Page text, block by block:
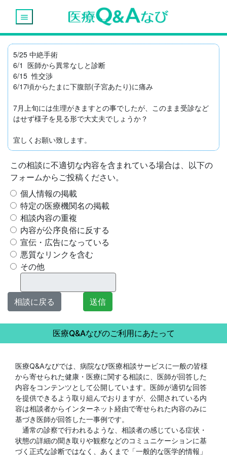
menu
5/25 中絶手術
6/1  医師から異常なしと診断
6/15  性交渉
6/17頃からたまに下腹部(子宮あたり)に痛み
7月上旬には生理がきますとの事でしたが、このまま受診など
はせず様子を見る形で大丈夫でしょうか？
宜しくお願い致します。
この相談に不適切な内容を含まれている場合は、以下の
フォームからご投稿ください。
個人情報の掲載
特定の医療機関名の掲載
相談内容の重複
内容が公序良俗に反する
宣伝・広告になっている
悪質なリンクを含む
その他
相談に戻る 送信
医療Q&Aなびのご利用にあたって
医療Q&Aなびでは、病院なび医療相談サービスに一般の皆様
から寄せられた健康・医療に関する相談に、医師が回答した
内容をコンテンツとして公開しています。医師が適切な回答
を提供できるよう取り組んでおりますが、公開されている内
容は相談者からインターネット経由で寄せられた内容のみに
基づき医師が回答した一事例です。
通常の診察で行われるような、相談者の感じている症状・
状態の詳細の聞き取りや観察などのコミュニケーションに基
づく正式な診断ではなく、あくまで「一般的な医学的情報」